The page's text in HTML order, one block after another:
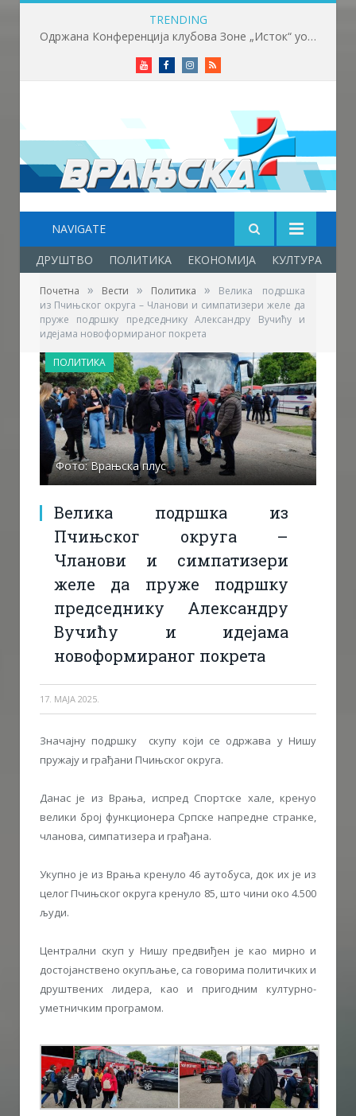
TRENDING
Одржана Конференција клубова Зоне „Исток“ уочи почетка нове сезоне
YoutubeFacebookInstagram
RSS
NAVIGATE
ДРУШТВО ПОЛИТИКА ЕКОНОМИЈА КУЛТУРА
Почетна » Вести » Политика »
Велика подршка
из Пчињског округа – Чланови и симпатизери желе да
пруже подршку председнику Александру Вучићу и
идејама новоформираног покрета
Фото: Врањска плус
Велика подршка из
Пчињског округа –
Чланови и симпатизери
желе да пруже подршку
председнику Александру
Вучићу и идејама
новоформираног покрета
17. МАЈА 2025.
ПОЛИТИКА
Значајну подршку скупу који се одржава у Нишу
пружају и грађани Пчињског округа.
Данас је из Врања, испред Спортске хале, кренуо
велики број функционера Српске напредне странке,
чланова, симпатизера и грађана.
Укупно је из Врања кренуло 46 аутобуса, док их је из
целог Пчињског округа кренуло 85, што чини око 4.500
људи.
Централни скуп у Нишу предвиђен је као мирно и
достојанствено окупљање, са говорима политичких и
друштвених лидера, као и пригодним културно-
уметничким програмом.